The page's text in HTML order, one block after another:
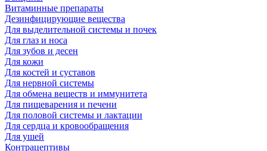
Витаминные препараты
Дезинфицирующие вещества
Для выделительной системы и почек
Для глаз и носа
Для зубов и десен
Для кожи
Для костей и суставов
Для нервной системы
Для обмена веществ и иммунитета
Для пищеварения и печени
Для половой системы и лактации
Для сердца и кровообращения
Для ушей
Контрацептивы